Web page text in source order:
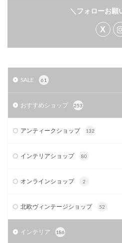
＼フォローお願
SALE 61
おすすめショップ 253
アンティークショップ 132
インテリアショップ 80
オンラインショップ 2
北欧ヴィンテージショップ 52
インテリア 186